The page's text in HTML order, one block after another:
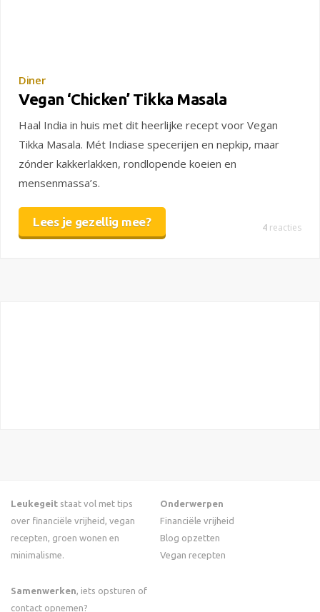
Diner
Vegan ‘Chicken’ Tikka Masala
Haal India in huis met dit heerlijke recept voor Vegan
Tikka Masala. Mét Indiase specerijen en nepkip, maar
zónder kakkerlakken, rondlopende koeien en
mensenmassa’s.
Lees je gezellig mee? 4 reacties
Leukegeit staat vol met tips
over financiële vrijheid, vegan
recepten, groen wonen en
minimalisme.
Samenwerken, iets opsturen of
contact opnemen?
Onderwerpen
Financiële vrijheid
Blog opzetten
Vegan recepten